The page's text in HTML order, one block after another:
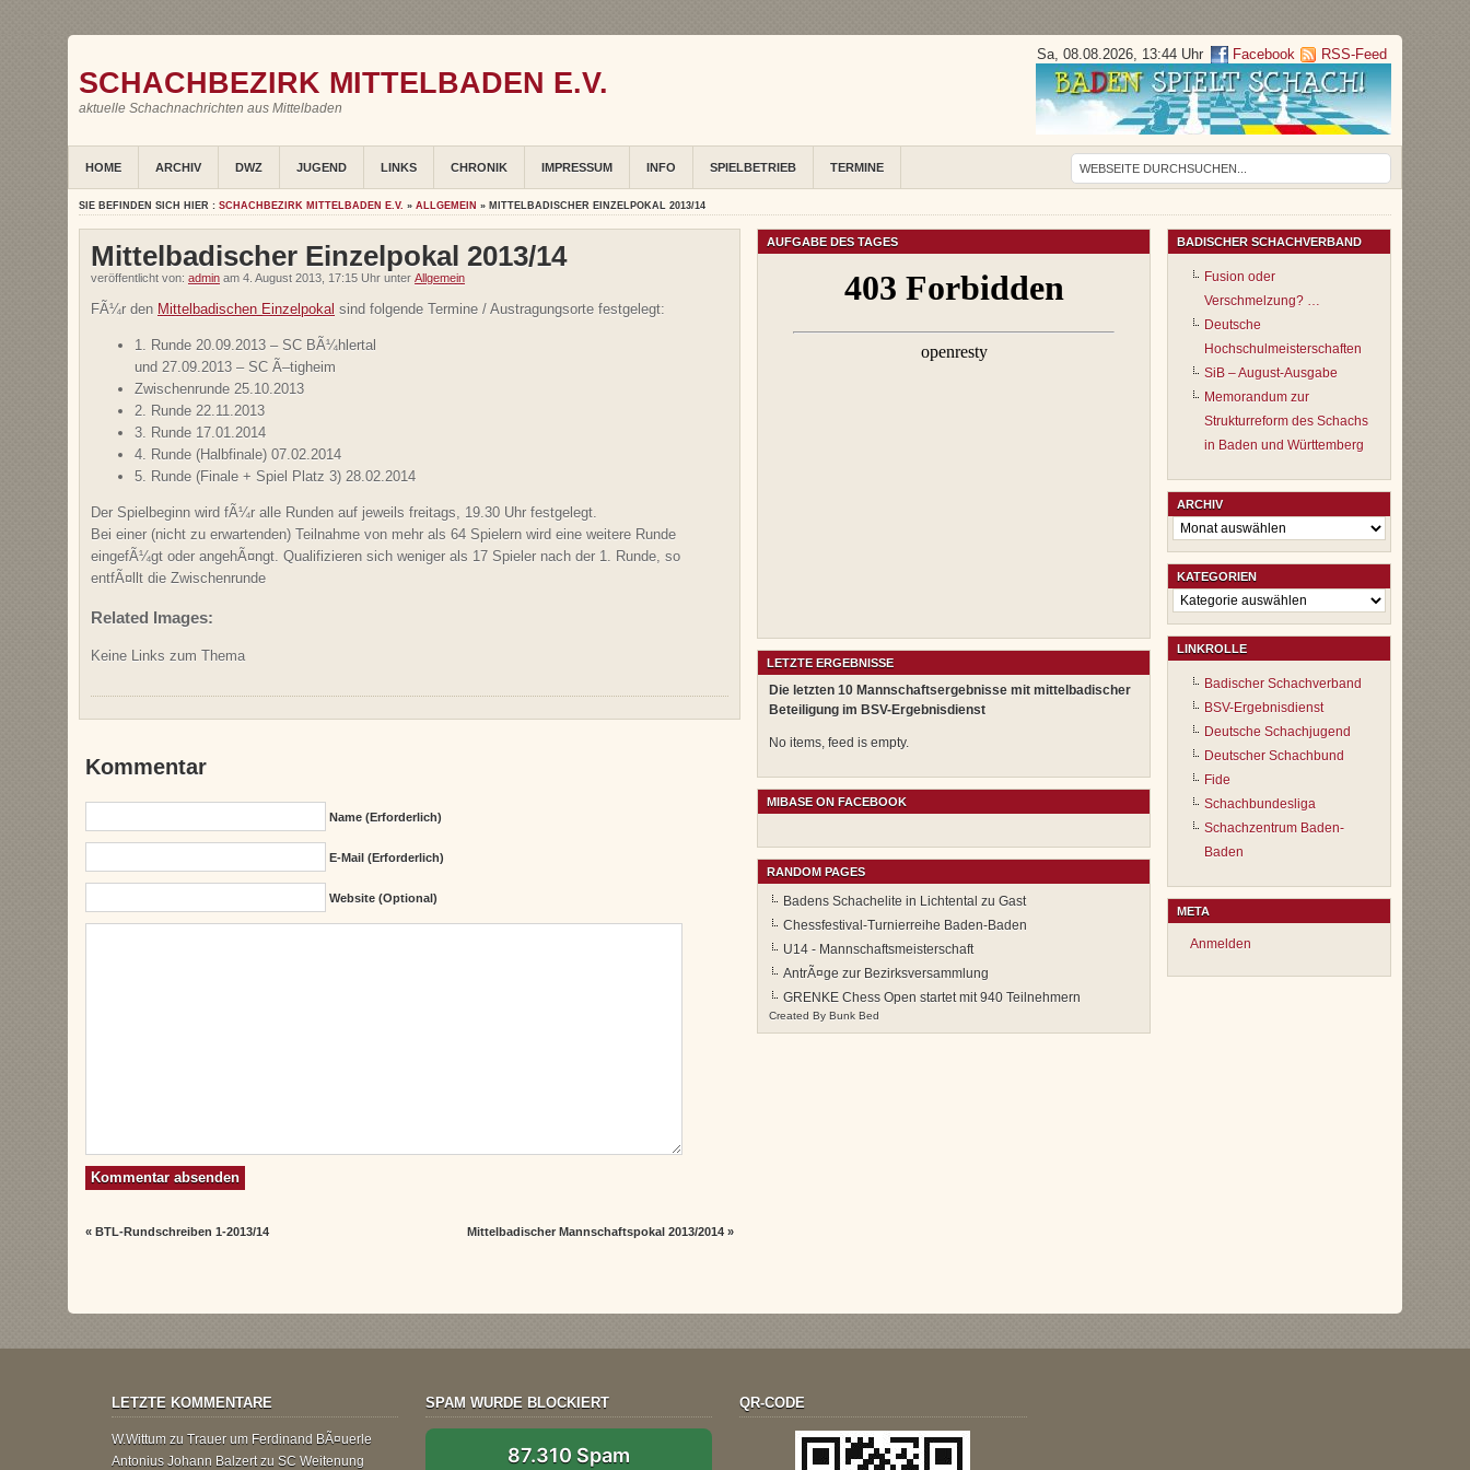
SCHACHBEZIRK MITTELBADEN E.V.
aktuelle Schachnachrichten aus Mittelbaden
Sa, 08.08.2026, 13:44 Uhr Facebook RSS-Feed
HOME ARCHIV DWZ JUGEND LINKS CHRONIK IMPRESSUM INFO SPIELBETRIEB TERMINE
SIE BEFINDEN SICH HIER : SCHACHBEZIRK MITTELBADEN E.V. » ALLGEMEIN » MITTELBADISCHER EINZELPOKAL 2013/14
Mittelbadischer Einzelpokal 2013/14
veröffentlicht von: admin am 4. August 2013, 17:15 Uhr unter Allgemein
FÃ¼r den Mittelbadischen Einzelpokal sind folgende Termine / Austragungsorte festgelegt:
1. Runde 20.09.2013 – SC BÃ¼hlertal
und 27.09.2013 – SC Ã–tigheim
Zwischenrunde 25.10.2013
2. Runde 22.11.2013
3. Runde 17.01.2014
4. Runde (Halbfinale) 07.02.2014
5. Runde (Finale + Spiel Platz 3) 28.02.2014
Der Spielbeginn wird fÃ¼r alle Runden auf jeweils freitags, 19.30 Uhr festgelegt.
Bei einer (nicht zu erwartenden) Teilnahme von mehr als 64 Spielern wird eine weitere Runde
eingefÃ¼gt oder angehÃ¤ngt. Qualifizieren sich weniger als 17 Spieler nach der 1. Runde, so
entfÃ¤llt die Zwischenrunde
Related Images:
Keine Links zum Thema
Kommentar
Name (erforderlich)
E-Mail (erforderlich)
Website (Optional)
«BTL-Rundschreiben 1-2013/14 Mittelbadischer Mannschaftspokal 2013/2014»
AUFGABE DES TAGES
LETZTE ERGEBNISSE
Die letzten 10 Mannschaftsergebnisse mit mittelbadischer
Beteiligung im BSV-Ergebnisdienst
No items, feed is empty.
MIBASE ON FACEBOOK
RANDOM PAGES
Badens Schachelite in Lichtental zu Gast
Chessfestival-Turnierreihe Baden-Baden
U14 - Mannschaftsmeisterschaft
AntrÃ¤ge zur Bezirksversammlung
GRENKE Chess Open startet mit 940 Teilnehmern
Created By Bunk Bed
BADISCHER SCHACHVERBAND
Fusion oder
Verschmelzung? …
Deutsche
Hochschulmeisterschaften
SiB – August-Ausgabe
Memorandum zur
Strukturreform des Schachs
in Baden und Württemberg
ARCHIV
Archiv
KATEGORIEN
Kategorien
LINKROLLE
Badischer Schachverband
BSV-Ergebnisdienst
Deutsche Schachjugend
Deutscher Schachbund
Fide
Schachbundesliga
Schachzentrum Baden-
Baden
META
Anmelden
LETZTE KOMMENTARE
W.Wittum zu Trauer um Ferdinand BÃ¤uerle
Antonius Johann Balzertzu SC Weitenung
SPAM WURDE BLOCKIERT
87.310 Spam
QR-CODE